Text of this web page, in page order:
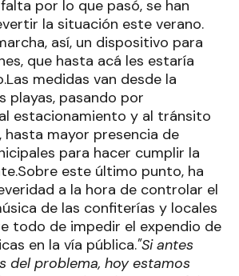
por lo que pasó, se han
la situación este verano.
así, un dispositivo para
que hasta acá les estaría
medidas van desde la
playas, pasando por
estacionamiento y al tránsito
hasta mayor presencia de
para hacer cumplir la
este último punto, ha
a la hora de controlar el
de las confiterías y locales
todo de impedir el expendio de
en la vía pública."Si antes
del problema, hoy estamos